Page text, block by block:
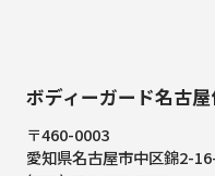
ボディーガード名古
〒460-0003
愛知県名古屋市中区錦2-